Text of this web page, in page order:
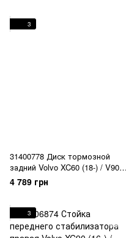
3
31400778 Диск тормозной
задний Volvo XC60 (18-) / V90
CC (17-) / V90 (17-) / V60 CC
(19-) / V60 (19-) / S90L (19-) /
4 789 грн
3